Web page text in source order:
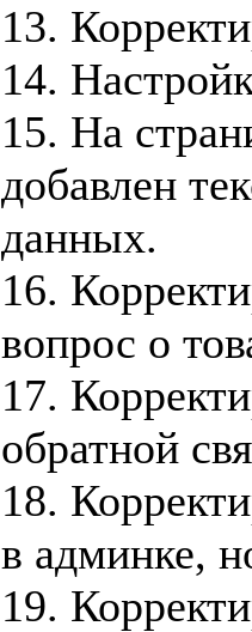
13.
14.
15. На
добавлен
данных.
16.
вопрос о
17.
обратной
18.
в админке,
19.